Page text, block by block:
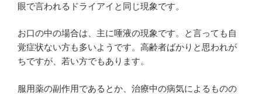
眼で言われるドライアイと同じ現象です。
お口の中の場合は、主に唾液の現象です。と言っても自
覚症状ない方も多いようです。高齢者ばかりと思われが
ちですが、若い方でもあります。
服用薬の副作用であるとか、治療中の病気によるものの